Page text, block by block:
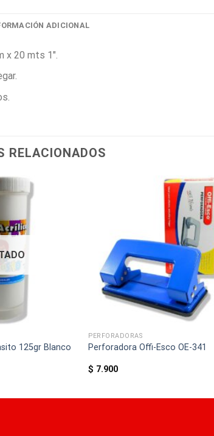
ADICIONAL
x 20 mts 1″.
RELACIONADOS
125gr Blanco
PERFORADORAS
Perforadora Offi-Esco OE-341
$ 7.900